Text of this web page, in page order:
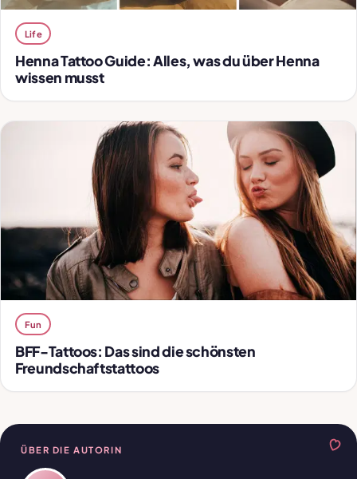
Life
Henna Tattoo Guide: Alles, was du über Henna
wissen musst
Fun
BFF-Tattoos: Das sind die schönsten
Freundschaftstattoos
ÜBER DIE AUTORIN